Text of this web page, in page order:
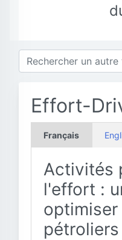
Effort-
Français
Activités
l'effort :